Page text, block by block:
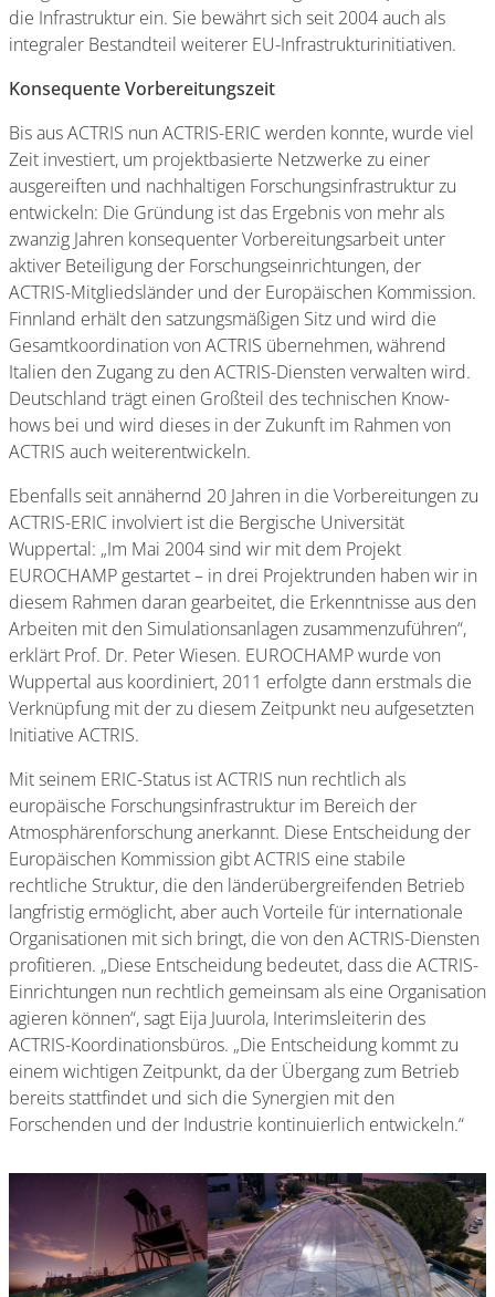
die Infrastruktur ein. Sie bewährt sich seit 2004 auch als
integraler Bestandteil weiterer EU-Infrastrukturinitiativen.
Konsequente Vorbereitungszeit
Bis aus ACTRIS nun ACTRIS-ERIC werden konnte, wurde viel
Zeit investiert, um projektbasierte Netzwerke zu einer
ausgereiften und nachhaltigen Forschungsinfrastruktur zu
entwickeln: Die Gründung ist das Ergebnis von mehr als
zwanzig Jahren konsequenter Vorbereitungsarbeit unter
aktiver Beteiligung der Forschungseinrichtungen, der
ACTRIS-Mitgliedsländer und der Europäischen Kommission.
Finnland erhält den satzungsmäßigen Sitz und wird die
Gesamtkoordination von ACTRIS übernehmen, während
Italien den Zugang zu den ACTRIS-Diensten verwalten wird.
Deutschland trägt einen Großteil des technischen Know-
hows bei und wird dieses in der Zukunft im Rahmen von
ACTRIS auch weiterentwickeln.
Ebenfalls seit annähernd 20 Jahren in die Vorbereitungen zu
ACTRIS-ERIC involviert ist die Bergische Universität
Wuppertal: „Im Mai 2004 sind wir mit dem Projekt
EUROCHAMP gestartet – in drei Projektrunden haben wir in
diesem Rahmen daran gearbeitet, die Erkenntnisse aus den
Arbeiten mit den Simulationsanlagen zusammenzuführen“,
erklärt Prof. Dr. Peter Wiesen. EUROCHAMP wurde von
Wuppertal aus koordiniert, 2011 erfolgte dann erstmals die
Verknüpfung mit der zu diesem Zeitpunkt neu aufgesetzten
Initiative ACTRIS.
Mit seinem ERIC-Status ist ACTRIS nun rechtlich als
europäische Forschungsinfrastruktur im Bereich der
Atmosphärenforschung anerkannt. Diese Entscheidung der
Europäischen Kommission gibt ACTRIS eine stabile
rechtliche Struktur, die den länderübergreifenden Betrieb
langfristig ermöglicht, aber auch Vorteile für internationale
Organisationen mit sich bringt, die von den ACTRIS-Diensten
profitieren. „Diese Entscheidung bedeutet, dass die ACTRIS-
Einrichtungen nun rechtlich gemeinsam als eine Organisation
agieren können“, sagt Eija Juurola, Interimsleiterin des
ACTRIS-Koordinationsbüros. „Die Entscheidung kommt zu
einem wichtigen Zeitpunkt, da der Übergang zum Betrieb
bereits stattfindet und sich die Synergien mit den
Forschenden und der Industrie kontinuierlich entwickeln.“